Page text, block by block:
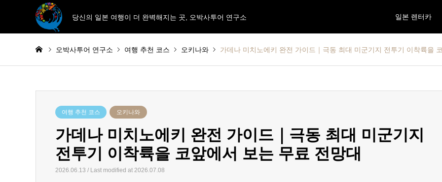
당신의 일본 여행이 더 완벽해지는 곳, 오박사투어 연구소 일본 렌터카
오박사투어 연구소 여행 추천 코스 오키나와 가데나 미치노에키 완전 가이드｜극동 최대 미군기지 전투기 이착륙을
여행 추천 코스 오키나와
가데나 미치노에키 완전 가이드｜극동 최대 미군기지
전투기 이착륙을 코앞에서 보는 무료 전망대
2026.06.13 / Last modified at 2026.07.08